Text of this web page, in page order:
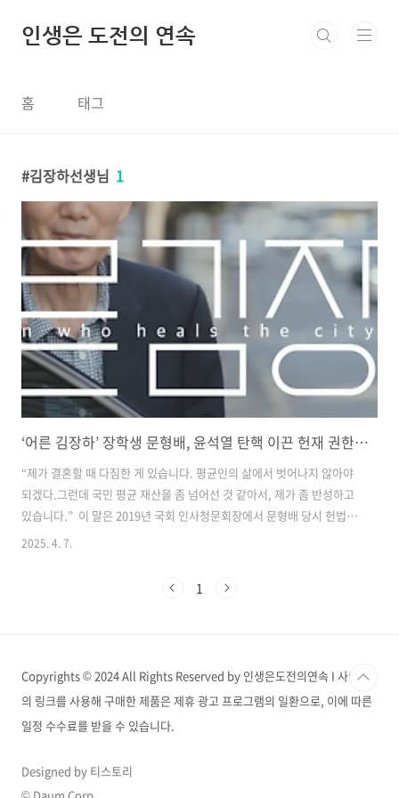
인생은 도전의 연속
홈 태그
김장하선생님 1
‘어른 김장하’ 장학생 문형배, 윤석열 탄핵 이끈 헌재 권한대행의 삶
“제가 결혼할 때 다짐한 게 있습니다. 평균인의 삶에서 벗어나지 않아야
되겠다.그런데 국민 평균 재산을 좀 넘어선 것 같아서, 제가 좀 반성하고
있습니다.” 이 말은 2019년 국회 인사청문회장에서 문형배 당시 헌법재
판관 후보자가 직접 한 발언입니다. 이 한마디는 최근 윤석열 전 대통령
으고 있습니다. 당시 문 후보자가 신고한 재산은 총 6억 7545만 원. 그 중
2025. 4. 7.
1
Copyrights © 2024 All Rights Reserved by 인생은도전의연속 I 사이트
의 링크를 사용해 구매한 제품은 제휴 광고 프로그램의 일환으로, 이에 따른
일정 수수료를 받을 수 있습니다.
Designed by 티스토리